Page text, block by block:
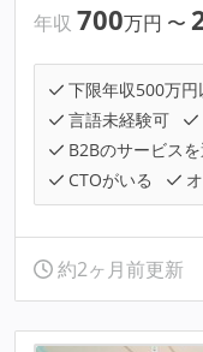
年収 700万円 〜
下限年収500万円
言語未経験可
B2Bのサービス
CTOがいる
約2ヶ月前更新